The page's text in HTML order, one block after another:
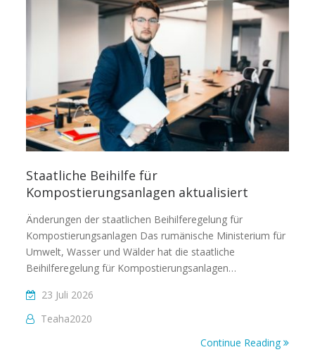
Staatliche Beihilfe für
Kompostierungsanlagen aktualisiert
Änderungen der staatlichen Beihilferegelung für
Kompostierungsanlagen Das rumänische Ministerium für
Umwelt, Wasser und Wälder hat die staatliche
Beihilferegelung für Kompostierungsanlagen…
23 Juli 2026
Teaha2020
Continue Reading